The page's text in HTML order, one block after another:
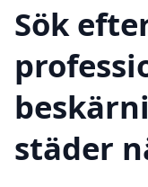
Sök
städer